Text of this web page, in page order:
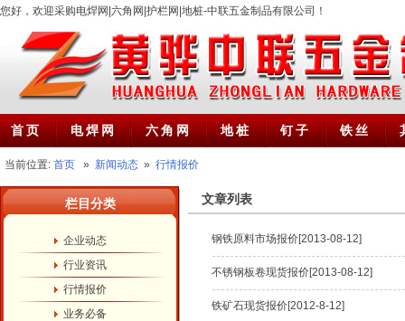
您好，欢迎采购电焊网|六角网|护栏网|地桩-中联五金制品有限公司！
首页 电焊网 六角网 地桩 钉子 铁丝
当前位置: 首页 » 新闻动态 » 行情报价
栏目分类
企业动态
行业资讯
行情报价
业务必备
文章列表
钢铁原料市场报价[2013-08-12]
不锈钢板卷现货报价[2013-08-12]
铁矿石现货报价[2012-8-12]